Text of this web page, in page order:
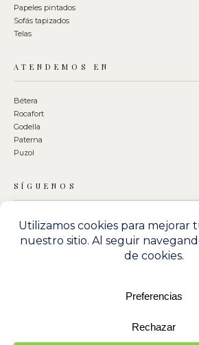
Papeles pintados
Sofás tapizados
Telas
ATENDEMOS EN
Bétera
Rocafort
Godella
Paterna
Puzol
SÍGUENOS